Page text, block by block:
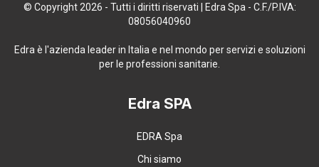
© Copyright 2026 - Tutti i diritti riservati | Edra Spa - C.F./P.IVA:
08056040960
Edra è l'azienda leader in Italia e nel mondo per servizi e soluzioni
per le professioni sanitarie.
Edra SPA
EDRA Spa
Chi siamo